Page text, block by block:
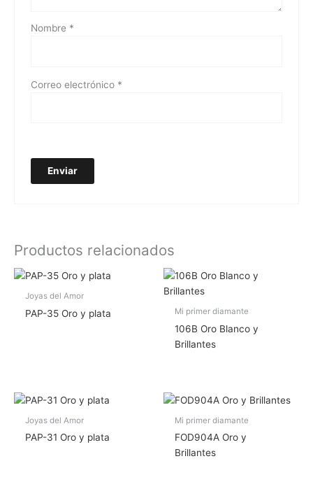
Nombre *
Correo electrónico *
Productos relacionados
Joyas del Amor
PAP-35 Oro y plata Mi primer diamante
106B Oro Blanco y
Brillantes
Joyas del Amor
PAP-31 Oro y plata
Mi primer diamante
FOD904A Oro y
Brillantes